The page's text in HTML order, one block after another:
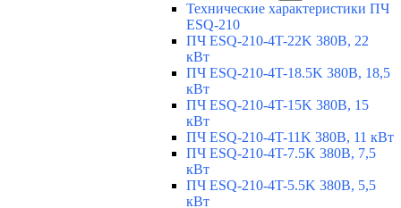
Технические характеристики ПЧ
ESQ-210
ПЧ ESQ-210-4T-22K 380В, 22
кВт
ПЧ ESQ-210-4T-18.5K 380В, 18,5
кВт
ПЧ ESQ-210-4T-15K 380В, 15
кВт
ПЧ ESQ-210-4T-11K 380В, 11 кВт
ПЧ ESQ-210-4T-7.5K 380В, 7,5
кВт
ПЧ ESQ-210-4T-5.5K 380В, 5,5
кВт